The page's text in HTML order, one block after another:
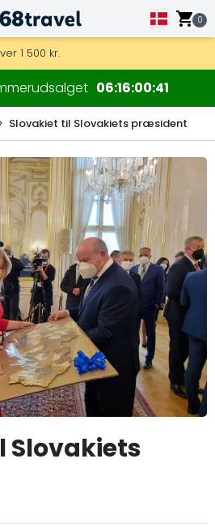
0
1 500 kr.
er også tilgængelig.
for trækort og dekorationer.
06160041
Slovakiet til Slovakiets præsident
Slovakiets
Søg efter